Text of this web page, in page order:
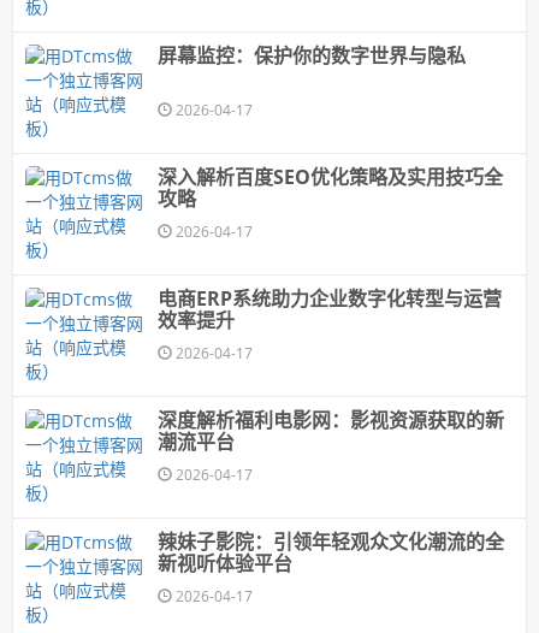
屏幕监控：保护你的数字世界与隐私
2026-04-17
深入解析百度SEO优化策略及实用技巧全
攻略
2026-04-17
电商ERP系统助力企业数字化转型与运营
效率提升
2026-04-17
深度解析福利电影网：影视资源获取的新
潮流平台
2026-04-17
辣妹子影院：引领年轻观众文化潮流的全
新视听体验平台
2026-04-17